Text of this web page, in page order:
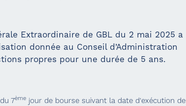
Extraordinaire de GBL du 2 mai 2025 a
donnée au Conseil d’Administration
propres pour une durée de 5 ans.
7èmejour de bourse suivant la date d'exécution de